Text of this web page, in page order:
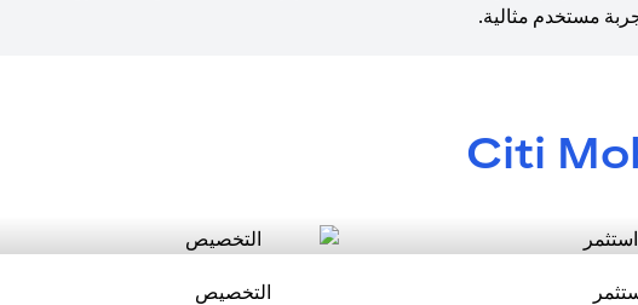
مستخدم مثالية.
Citi
التخصيص